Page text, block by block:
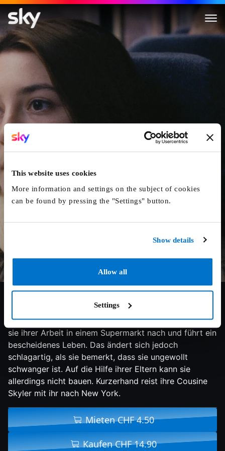
This website uses cookies
More information and settings on the subject of cookies
can be found by pressing the "Settings" button.
Show details
Allow all
Settings
Niemals Selten Manchmal
Das Leben der 17-jährigen Autumn verläuft so normal
wie unspektakulär. Auf dem Land in Pennsylvania geht
sie ihrer Arbeit in einem Supermarkt nach und führt ein
bescheidenes Leben. Das ändert sich jedoch
schlagartig, als sie bemerkt, dass sie ungewollt
schwanger ist. Auf die Hilfe ihrer Eltern kann sie
allerdings nicht bauen. Kurzerhand reist ihre Cousine
Skyler mit ihr nach New York.
Mieten CHF 4.50
Kaufen CHF 14.90